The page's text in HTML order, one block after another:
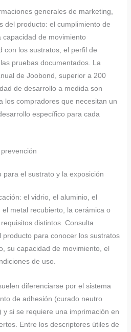
generales de marketing,
del producto: el cumplimiento de
de movimiento
con los sustratos, el perfil de
pruebas documentados. La
de Joobond, superior a 200
de desarrollo a medida son
los compradores que necesitan un
específico para cada
para el sustrato y la exposición
el vidrio, el aluminio, el
metal recubierto, la cerámica o
distintos. Consulta
para conocer los sustratos
su capacidad de movimiento, el
de uso.
diferenciarse por el sistema
de adhesión (curado neutro
si se requiere una imprimación en
Entre los descriptores útiles de